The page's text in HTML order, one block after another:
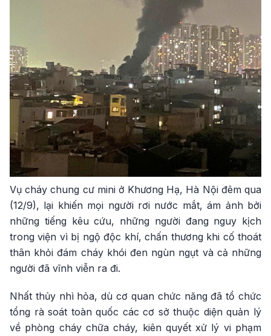
Vụ cháy chung cư mini ở Khương Hạ, Hà Nội đêm qua
(12/9), lại khiến mọi người rơi nước mắt, ám ảnh bởi
những tiếng kêu cứu, những người đang nguy kịch
trong viện vì bị ngộ độc khí, chấn thương khi cố thoát
thân khỏi đám cháy khói đen ngùn ngụt và cả những
người đã vĩnh viễn ra đi.
Nhất thủy nhì hỏa, dù cơ quan chức năng đã tổ chức
tổng rà soát toàn quốc các cơ sở thuộc diện quản lý
về phòng cháy chữa cháy, kiên quyết xử lý vi phạm